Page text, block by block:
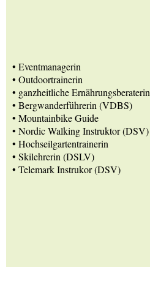
• Eventmanagerin
• Outdoortrainerin
• ganzheitliche Ernährungsberaterin
• Bergwanderführerin (VDBS)
• Mountainbike Guide
• Nordic Walking Instruktor (DSV)
• Hochseilgartentrainerin
• Skilehrerin (DSLV)
• Telemark Instrukor (DSV)